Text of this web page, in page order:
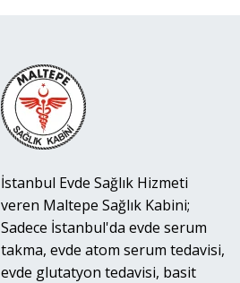
İstanbul Evde Sağlık Hizmeti
veren Maltepe Sağlık Kabini;
Sadece İstanbul'da evde serum
takma, evde atom serum tedavisi,
evde glutatyon tedavisi, basit